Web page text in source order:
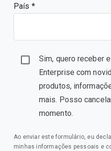
País *
Sim, quero receber
Enterprise com
produtos,
mais. Posso
momento.
Ao enviar este formulário, eu
minhas informações pessoais e